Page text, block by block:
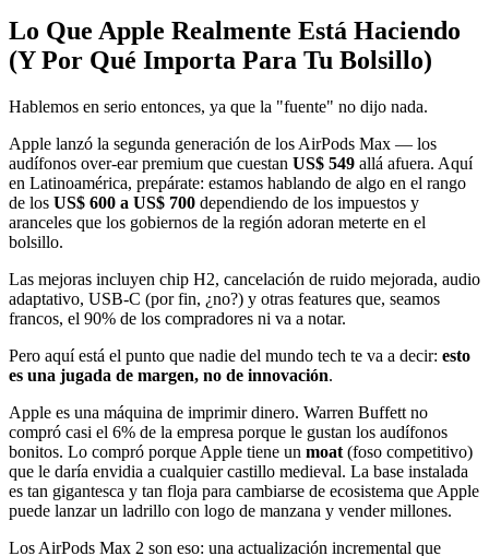
Lo Que Apple Realmente Está Haciendo
(Y Por Qué Importa Para Tu Bolsillo)
Hablemos en serio entonces, ya que la "fuente" no dijo nada.
Apple lanzó la segunda generación de los AirPods Max — los
audífonos over-ear premium que cuestan US$ 549 allá afuera. Aquí
en Latinoamérica, prepárate: estamos hablando de algo en el rango
de los US$ 600 a US$ 700 dependiendo de los impuestos y
aranceles que los gobiernos de la región adoran meterte en el
bolsillo.
Las mejoras incluyen chip H2, cancelación de ruido mejorada, audio
adaptativo, USB-C (por fin, ¿no?) y otras features que, seamos
francos, el 90% de los compradores ni va a notar.
Pero aquí está el punto que nadie del mundo tech te va a decir: esto
es una jugada de margen, no de innovación.
Apple es una máquina de imprimir dinero. Warren Buffett no
compró casi el 6% de la empresa porque le gustan los audífonos
bonitos. Lo compró porque Apple tiene un moat (foso competitivo)
que le daría envidia a cualquier castillo medieval. La base instalada
es tan gigantesca y tan floja para cambiarse de ecosistema que Apple
puede lanzar un ladrillo con logo de manzana y vender millones.
Los AirPods Max 2 son eso: una actualización incremental que